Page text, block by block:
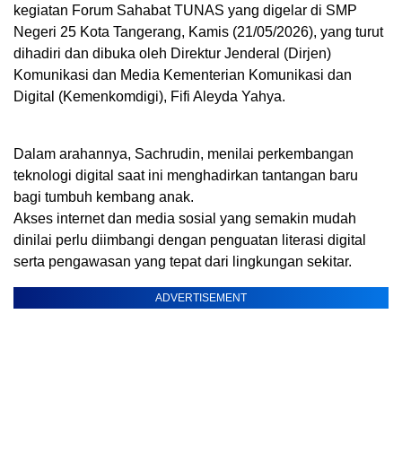
kegiatan Forum Sahabat TUNAS yang digelar di SMP
Negeri 25 Kota Tangerang, Kamis (21/05/2026), yang turut
dihadiri dan dibuka oleh Direktur Jenderal (Dirjen)
Komunikasi dan Media Kementerian Komunikasi dan
Digital (Kemenkomdigi), Fifi Aleyda Yahya.
Dalam arahannya, Sachrudin, menilai perkembangan
teknologi digital saat ini menghadirkan tantangan baru
bagi tumbuh kembang anak.
Akses internet dan media sosial yang semakin mudah
dinilai perlu diimbangi dengan penguatan literasi digital
serta pengawasan yang tepat dari lingkungan sekitar.
ADVERTISEMENT